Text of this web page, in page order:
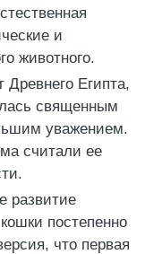
и
животного.
Древнего Египта,
священным
уважением.
считали ее
развитие
постепенно
что первая